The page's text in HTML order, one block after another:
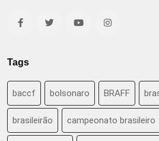
Tags
baccf bolsonaro BRAFF
brasileirão campeonato brasileiro